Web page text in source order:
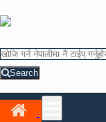
Search